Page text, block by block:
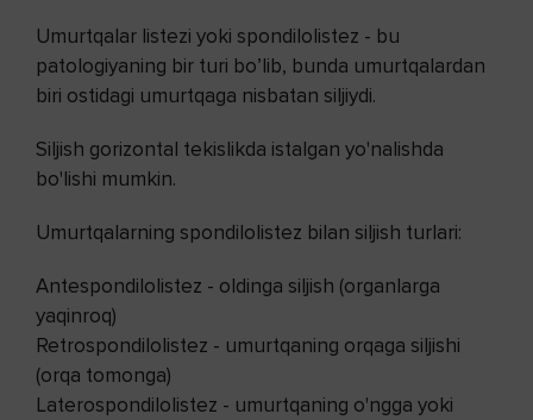
Umurtqalar listezi yoki spondilolistez - bu
patologiyaning bir turi bo’lib, bunda umurtqalardan
biri ostidagi umurtqaga nisbatan siljiydi.
Siljish gorizontal tekislikda istalgan yo'nalishda
bo'lishi mumkin.
Umurtqalarning spondilolistez bilan siljish turlari:
Antespondilolistez - oldinga siljish (organlarga
yaqinroq)
Retrospondilolistez - umurtqaning orqaga siljishi
(orqa tomonga)
Laterospondilolistez - umurtqaning o'ngga yoki